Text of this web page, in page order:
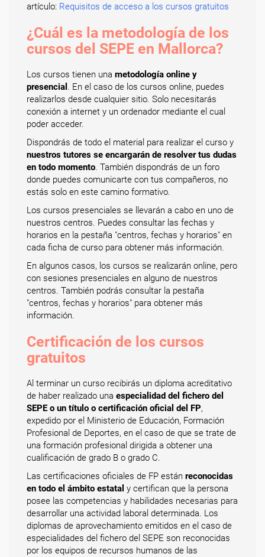
artículo: Requisitos de acceso a los cursos gratuitos
¿Cuál es la metodología de los
cursos del SEPE en Mallorca?
Los cursos tienen una metodología online y
presencial . En el caso de los cursos online, puedes
realizarlos desde cualquier sitio. Solo necesitarás
conexión a internet y un ordenador mediante el cual
poder acceder.
Dispondrás de todo el material para realizar el curso y
nuestros tutores se encargarán de resolver tus dudas
en todo momento. También dispondrás de un foro
donde puedes comunicarte con tus compañeros, no
estás solo en este camino formativo.
Los cursos presenciales se llevarán a cabo en uno de
nuestros centros. Puedes consultar las fechas y
horarios en la pestaña "centros, fechas y horarios" en
cada ficha de curso para obtener más información.
En algunos casos, los cursos se realizarán online, pero
con sesiones presenciales en alguno de nuestros
centros. También podrás consultar la pestaña
"centros, fechas y horarios" para obtener más
información.
Certificación de los cursos
gratuitos
Al terminar un curso recibirás un diploma acreditativo
de haber realizado una especialidad del fichero del
SEPE o un título o certificación oficial del FP,
expedido por el Ministerio de Educación, Formación
Profesional de Deportes, en el caso de que se trate de
una formación profesional dirigida a obtener una
cualificación de grado B o grado C.
Las certificaciones oficiales de FP están reconocidas
en todo el ámbito estatal y certifican que la persona
posee las competencias y habilidades necesarias para
desarrollar una actividad laboral determinada. Los
diplomas de aprovechamiento emitidos en el caso de
especialidades del fichero del SEPE son reconocidas
por los equipos de recursos humanos de las